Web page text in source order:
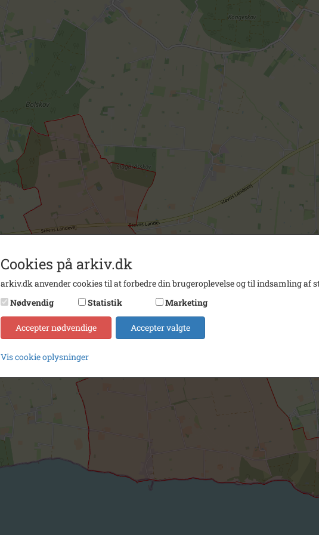
Cookies på arkiv.dk
arkiv.dk anvender cookies til at forbedre din brugeroplevelse og til indsamling af
Nødvendig
Statistik Marketing
Accepter nødvendige Accepter valgte
Vis cookie oplysninger